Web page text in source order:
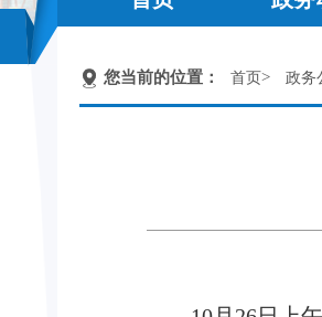
您当前的位置： 首页> 政务